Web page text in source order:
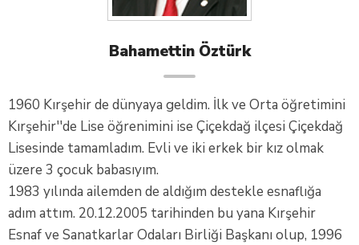
Bahamettin Öztürk
1960 Kırşehir de dünyaya geldim. İlk ve Orta öğretimini
Kırşehir''de Lise öğrenimini ise Çiçekdağ ilçesi Çiçekdağ
Lisesinde tamamladım. Evli ve iki erkek bir kız olmak
üzere 3 çocuk babasıyım.
1983 yılında ailemden de aldığım destekle esnaflığa
adım attım. 20.12.2005 tarihinden bu yana Kırşehir
Esnaf ve Sanatkarlar Odaları Birliği Başkanı olup, 1996